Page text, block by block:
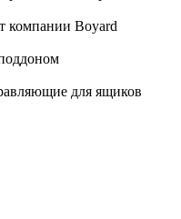
компании Boyard
для ящиков